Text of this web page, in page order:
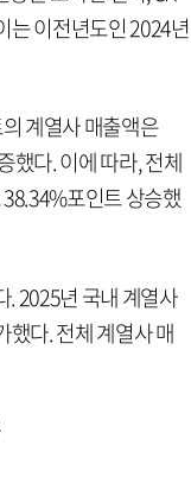
는 이전년도인 2024년
계열사 매출액은
했다. 이에 따라, 전체
포인트 상승했
. 2025년 국내 계열사
다. 전체 계열사 매